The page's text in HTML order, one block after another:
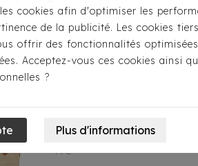
De Transport Sac Milk & Pepper
Sac Milk &
105,90 €
TTC
cookies afin d'optimiser les
de la publicité. Les cookies
offrir des fonctionnalités
Acceptez-vous ces cookies ainsi
?